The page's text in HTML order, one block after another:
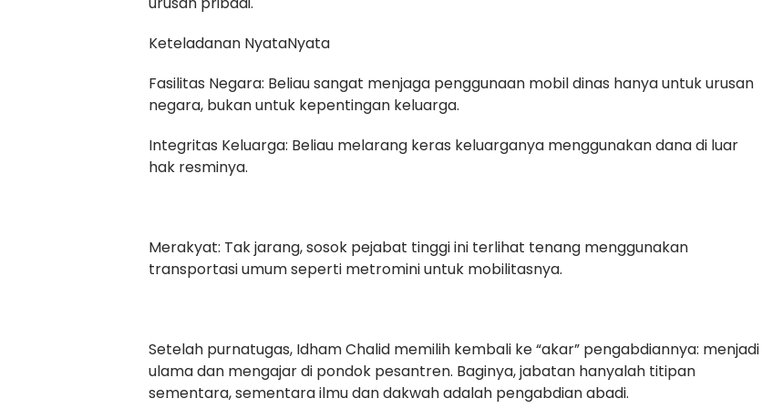
Keteladanan NyataNyata
Fasilitas Negara: Beliau sangat menjaga penggunaan mobil dinas hanya untuk urusan
negara, bukan untuk kepentingan keluarga.
Integritas Keluarga: Beliau melarang keras keluarganya menggunakan dana di luar
hak resminya.
Merakyat: Tak jarang, sosok pejabat tinggi ini terlihat tenang menggunakan
transportasi umum seperti metromini untuk mobilitasnya.
Setelah purnatugas, Idham Chalid memilih kembali ke “akar” pengabdiannya: menjadi
ulama dan mengajar di pondok pesantren. Baginya, jabatan hanyalah titipan
sementara, sementara ilmu dan dakwah adalah pengabdian abadi.